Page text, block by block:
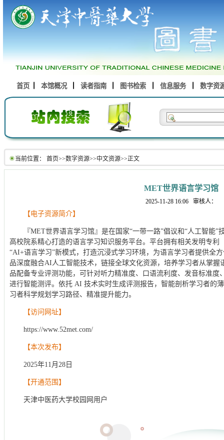
首页 本馆概况 读者指南 图书检索 信息服务 数字资
当前位置： 首页>>数字资源>>中文资源>>正文
MET世界语言学习馆
2025-11-28 16:06 审核人：
【电子资源简介】
『MET世界语言学习馆』是在国家“一带一路”倡议和“人工智能
高校院系精心打造的语言学习知识服务平台。平台拥有相关发明专利
“AI+语言学习”新模式，打造沉浸式学习环境，为语言学习者提供全
品深度融合AI人工智能技术，链接全球文化资源，培养学习者从掌
品配备专业评测功能，可针对听力精准度、口语流利度、发音标准度
进行智能测评。依托 AI 技术实时生成评测报告，智能剖析学习者的
习者科学规划学习路径、精准提升能力。
【访问网址】
https://www.52met.com/
【本次发布】
2025年11月28日
【开通范围】
天津中医药大学校园网用户